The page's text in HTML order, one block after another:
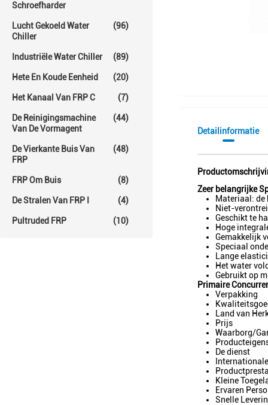
Schroefharder
Lucht Gekoeld Water
Chiller
(96)
Industriële Water Chiller (89)
Hete En Koude Eenheid (20)
Het Kanaal Van FRP C (7)
De Reinigingsmachine
Van De Vormagent
(44)
De Vierkante Buis Van
FRP
(48)
FRP Om Buis (8)
De Stralen Van FRP I (4)
Pultruded FRP (10)
Detailinformatie
Zeer belangrijke
Materiaal: de
Niet-
Geschikt te
Hoge
Gemakkelijk
Speciaal
Lange
Het water
Gebruikt op
Primaire
Verpakking
Land van
Prijs
Waarborg/
De dienst
Kleine
Ervaren
Snelle